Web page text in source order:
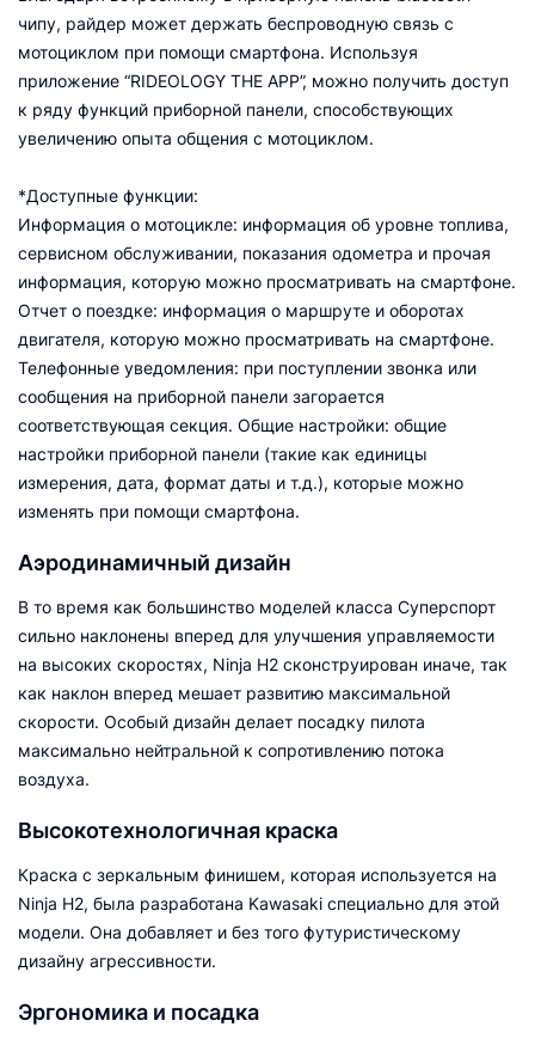
чипу, райдер может держать беспроводную связь с
мотоциклом при помощи смартфона. Используя
приложение “RIDEOLOGY THE APP”, можно получить доступ
к ряду функций приборной панели, способствующих
увеличению опыта общения с мотоциклом.
*Доступные функции:
Информация о мотоцикле: информация об уровне топлива,
сервисном обслуживании, показания одометра и прочая
информация, которую можно просматривать на смартфоне.
Отчет о поездке: информация о маршруте и оборотах
двигателя, которую можно просматривать на смартфоне.
Телефонные уведомления: при поступлении звонка или
сообщения на приборной панели загорается
соответствующая секция. Общие настройки: общие
настройки приборной панели (такие как единицы
измерения, дата, формат даты и т.д.), которые можно
изменять при помощи смартфона.
Аэродинамичный дизайн
В то время как большинство моделей класса Суперспорт
сильно наклонены вперед для улучшения управляемости
на высоких скоростях, Ninja H2 сконструирован иначе, так
как наклон вперед мешает развитию максимальной
скорости. Особый дизайн делает посадку пилота
максимально нейтральной к сопротивлению потока
воздуха.
Высокотехнологичная краска
Краска с зеркальным финишем, которая используется на
Ninja H2, была разработана Kawasaki специально для этой
модели. Она добавляет и без того футуристическому
дизайну агрессивности.
Эргономика и посадка